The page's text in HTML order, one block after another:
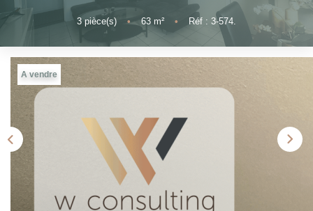
SYNDIC
LE CONCEPT W
PROGRAMMES NEUFS
3pièce(s) • 63 m² • Réf : 3-574.
A vendre